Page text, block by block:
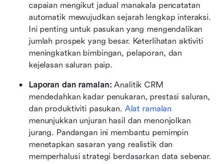
capaian mengikut jadual manakala pencatatan
automatik mewujudkan sejarah lengkap interaksi.
Ini penting untuk pasukan yang mengendalikan
jumlah prospek yang besar. Keterlihatan aktiviti
meningkatkan bimbingan, pelaporan, dan
kejelasan saluran paip.
Laporan dan ramalan: Analitik CRM
mendedahkan kadar penukaran, prestasi saluran,
dan produktiviti pasukan. Alat ramalan
menunjukkan unjuran hasil dan menonjolkan
jurang. Pandangan ini membantu pemimpin
menetapkan sasaran yang realistik dan
memperhalusi strategi berdasarkan data sebenar.